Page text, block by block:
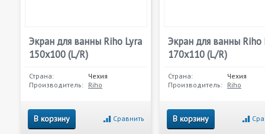
Экран для ванны Riho Lyra
150х100 (L/R)
Страна:
Чехия
Производитель: Riho
В корзину Сравнить
Экран для ванны Riho
170х110 (L/R)
Страна:
Чехия
Производитель: Riho
В корзину